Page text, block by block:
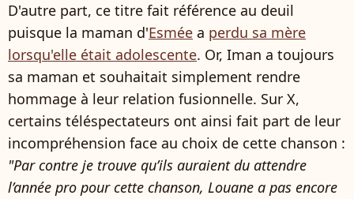
D'autre part, ce titre fait référence au deuil
puisque la maman d'Esmée a perdu sa mère
lorsqu'elle était adolescente. Or, Iman a toujours
sa maman et souhaitait simplement rendre
hommage à leur relation fusionnelle. Sur X,
certains téléspectateurs ont ainsi fait part de leur
incompréhension face au choix de cette chanson :
"Par contre je trouve qu’ils auraient du attendre
l’année pro pour cette chanson, Louane a pas encore